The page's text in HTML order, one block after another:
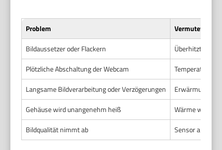
Problem
Vermutete
Bildaussetzer oder Flackern
Überhitzte
Plötzliche Abschaltung der Webcam
Langsame Bildverarbeitung oder Verzögerungen
Erwärmung
Gehäuse wird unangenehm heiß
Wärme wird
Bildqualität nimmt ab
Sensor arbeitet